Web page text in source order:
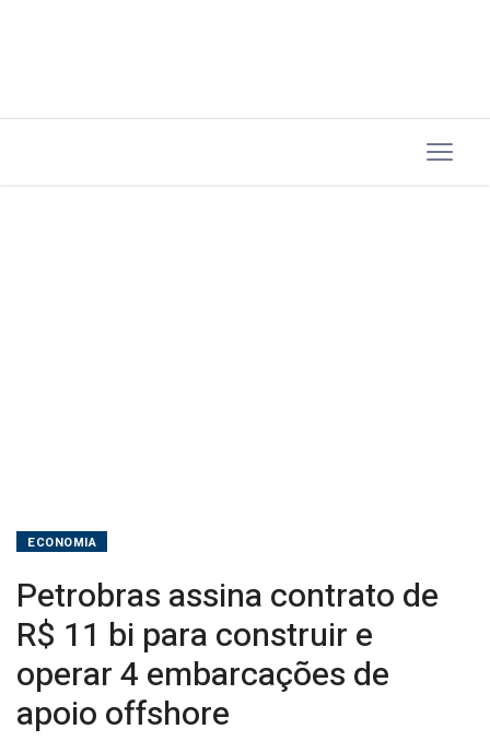
4
ECONOMIA
Petrobras assina contrato de
R$ 11 bi para construir e
operar 4 embarcações de
apoio offshore